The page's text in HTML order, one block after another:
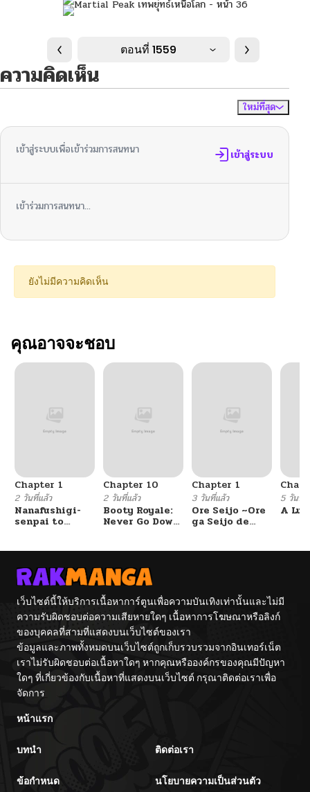
ตอนที่ 1559
ความคิดเห็น
ใหม่ที่สุด
เข้าสู่ระบบเพื่อเข้าร่วมการสนทนา เข้าสู่ระบบ
เข้าร่วมการสนทนา...
ยังไม่มีความคิดเห็น
คุณอาจจะชอบ
Chapter 1
2 วันที่แล้ว
Nanafushigi-
senpai to
Chapter 10
2 วันที่แล้ว
Booty Royale:
Never Go Down
Chapter 1
3 วันที่แล้ว
Ore Seijo ~Ore
ga Seijo de
Tag Otome
5 วันที่
A
เว็บไซต์นี้ให้บริการเนื้อหาการ์ตูนเพื่อความบันเทิงเท่านั้นและไม่มี
ความรับผิดชอบต่อความเสียหายใดๆ เนื้อหาการโฆษณาหรือลิงก์
ของบุคคลที่สามที่แสดงบนเว็บไซต์ของเรา
ข้อมูลและภาพทั้งหมดบนเว็บไซต์ถูกเก็บรวบรวมจากอินเทอร์เน็ต
เราไม่รับผิดชอบต่อเนื้อหาใดๆ หากคุณหรือองค์กรของคุณมีปัญหา
ใดๆ ที่เกี่ยวข้องกับเนื้อหาที่แสดงบนเว็บไซต์ กรุณาติดต่อเราเพื่อ
จัดการ
หน้าแรก
บทนำ ติดต่อเรา
ข้อกำหนด นโยบายความเป็นส่วนตัว